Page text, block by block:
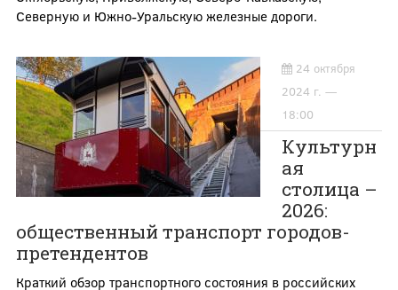
Северную и Южно-Уральскую железные дороги.
24 октября
2024 г. —
18:00
Культурн
ая
столица –
2026:
общественный транспорт городов-
претендентов
Краткий обзор транспортного состояния в российских